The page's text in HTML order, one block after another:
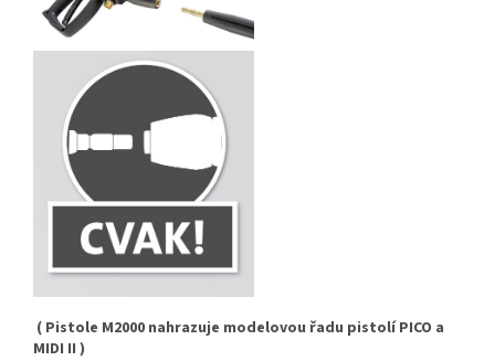
( Pistole M2000 nahrazuje modelovou řadu pistolí PICO a
MIDI II )